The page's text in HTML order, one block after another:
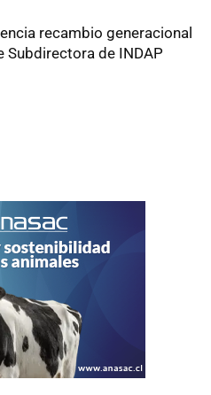
recambio generacional
Subdirectora de INDAP